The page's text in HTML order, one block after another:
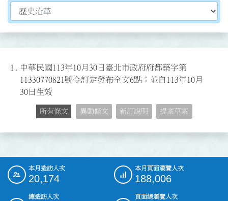
切換選擇法規資訊內容
1. 中華民國113年10月30日臺北市政府府都築字第
11330770821號令訂定發布全文6點；並自113年10月
30日生效
所有條文 異動條文 新訂說明 提案草案
::: 本月造訪人次
20,174
本月頁面瀏覽人次
188,006
總造訪人次
頁面總瀏覽人次